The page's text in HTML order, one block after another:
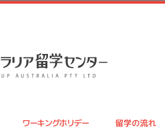
ワーキングホリデー 留学の流れ